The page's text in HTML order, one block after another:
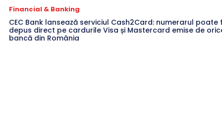
Financial & Banking
CEC Bank lansează serviciul Cash2Card: numerarul poate
depus direct pe cardurile Visa și Mastercard emise de
bancă din România